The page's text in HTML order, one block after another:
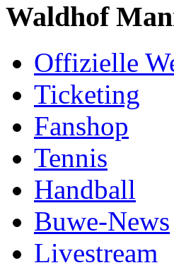
Waldhof
Offizielle
Ticketing
Fanshop
Tennis
Handball
Buwe-News
Livestream